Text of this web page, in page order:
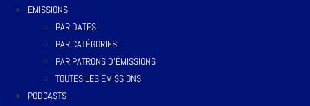
EMISSIONS
PAR DATES
PAR CATÉGORIES
PAR PATRONS D’ÉMISSIONS
TOUTES LES ÉMISSIONS
PODCASTS